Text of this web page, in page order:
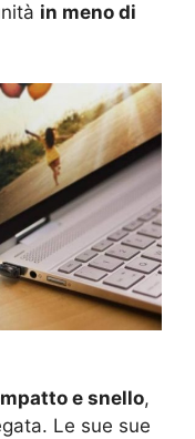
in meno di
e snello,
Le sue sue